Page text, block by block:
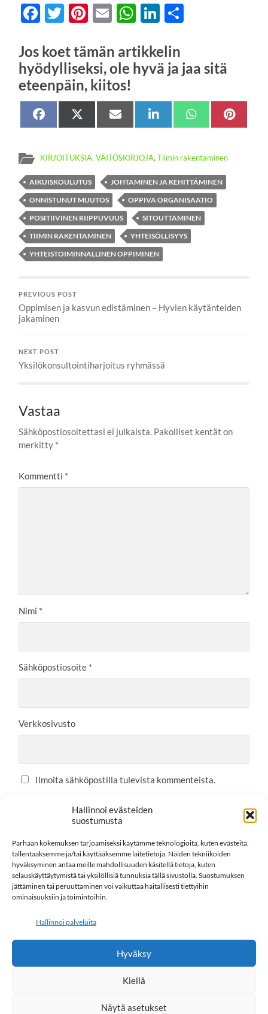
Hallinnoi evästeiden
suostumusta
Parhaan kokemuksen tarjoamiseksi käytämme teknologioita, kuten evästeitä,
tallentaaksemme ja/tai käyttääksemme laitetietoja. Näiden tekniikoiden
hyväksyminen antaa meille mahdollisuuden käsitellä tietoja, kuten
selauskäyttäytymistä tai yksilöllisiä tunnuksia tällä sivustolla. Suostumuksen
jättäminen tai peruuttaminen voi vaikuttaa haitallisesti tiettyihin
ominaisuuksiin ja toimintoihin.
Hallinnoi palveluita
Hyväksy
Kiellä
Näytä asetukset
Facebook
Twitter
Pinterest
EmailWhatsApp
LinkedIn
Jos koet tämän artikkelin
hyödylliseksi, ole hyvä ja jaa sitä
eteenpäin, kiitos!
Share
Facebook
Share
(Twitter)
Share
Sähköposti Share
LinkedIn
Share
WhatsApp
KIRJOITUKSIA, VÄITÖSKIRJOJA,Tiimin rakentaminen
AIKUISKOULUTUS
JOHTAMINEN JA KEHITTÄMINEN
ONNISTUNUT MUUTOS
OPPIVA ORGANISAATIO
POSITIIVINEN RIIPPUVUUS
SITOUTTAMINEN
TIIMIN RAKENTAMINEN
YHTEISÖLLISYYS
YHTEISTOIMINNALLINEN OPPIMINEN
PREVIOUS POST
Oppimisen ja kasvun edistäminen – Hyvien käytänteiden
jakaminen
NEXT POST
Yksilökonsultointiharjoitus ryhmässä
Vastaa
Sähköpostiosoitettasi ei julkaista. Pakolliset kentät on
merkitty *
Kommentti *
Nimi *
Sähköpostiosoite *
Verkkosivusto
Ilmoita sähköpostilla tulevista kommenteista.
This site uses Akismet to reduce spam.Learn how your
comment data is processed.